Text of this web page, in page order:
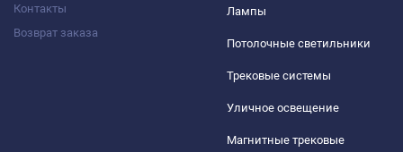
Контакты
Возврат заказа
Лампы
Потолочные светильники
Трековые системы
Уличное освещение
Магнитные трековые